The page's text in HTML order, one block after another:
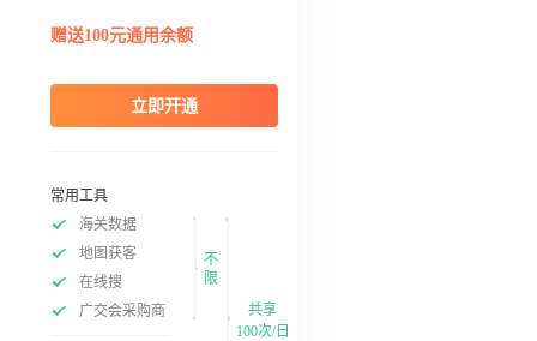
赠送100元通用余额
立即开通
常用工具
海关数据
地图获客
在线搜
广交会采购商
不
限
共享
100次/日